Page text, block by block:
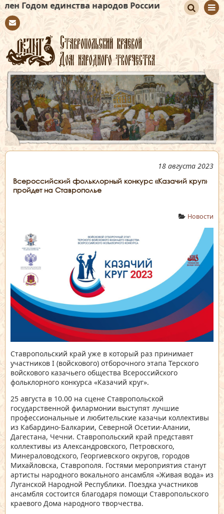
единства народов России
tact
иск
18 августа 2023
Всероссийский фольклорный конкурс «Казачий круг»
пройдет на Ставрополье
Новости
Ставропольский край уже в который раз принимает
участников I (войскового) отборочного этапа Терского
войскового казачьего общества Всероссийского
фольклорного конкурса «Казачий круг».
25 августа в 10.00 на сцене Ставропольской
государственной филармонии выступят лучшие
профессиональные и любительские казачьи коллективы
из Кабардино-Балкарии, Северной Осетии-Алании,
Дагестана, Чечни. Ставропольский край представят
коллективы из Александровского, Петровского,
Минераловодского, Георгиевского округов, городов
Михайловска, Ставрополя. Гостями мероприятия станут
артисты народного вокального ансамбля «Живая вода» из
Луганской Народной Республики. Поездка участников
ансамбля состоится благодаря помощи Ставропольского
краевого Дома народного творчества.